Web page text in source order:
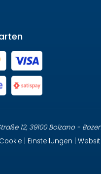
12, 39100 Bolzano - Bozen,
Cookie Einstellungen |